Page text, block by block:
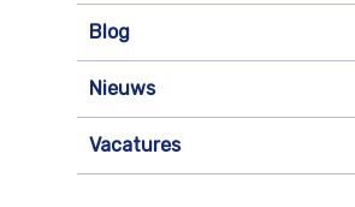
Blog
Nieuws
Vacatures